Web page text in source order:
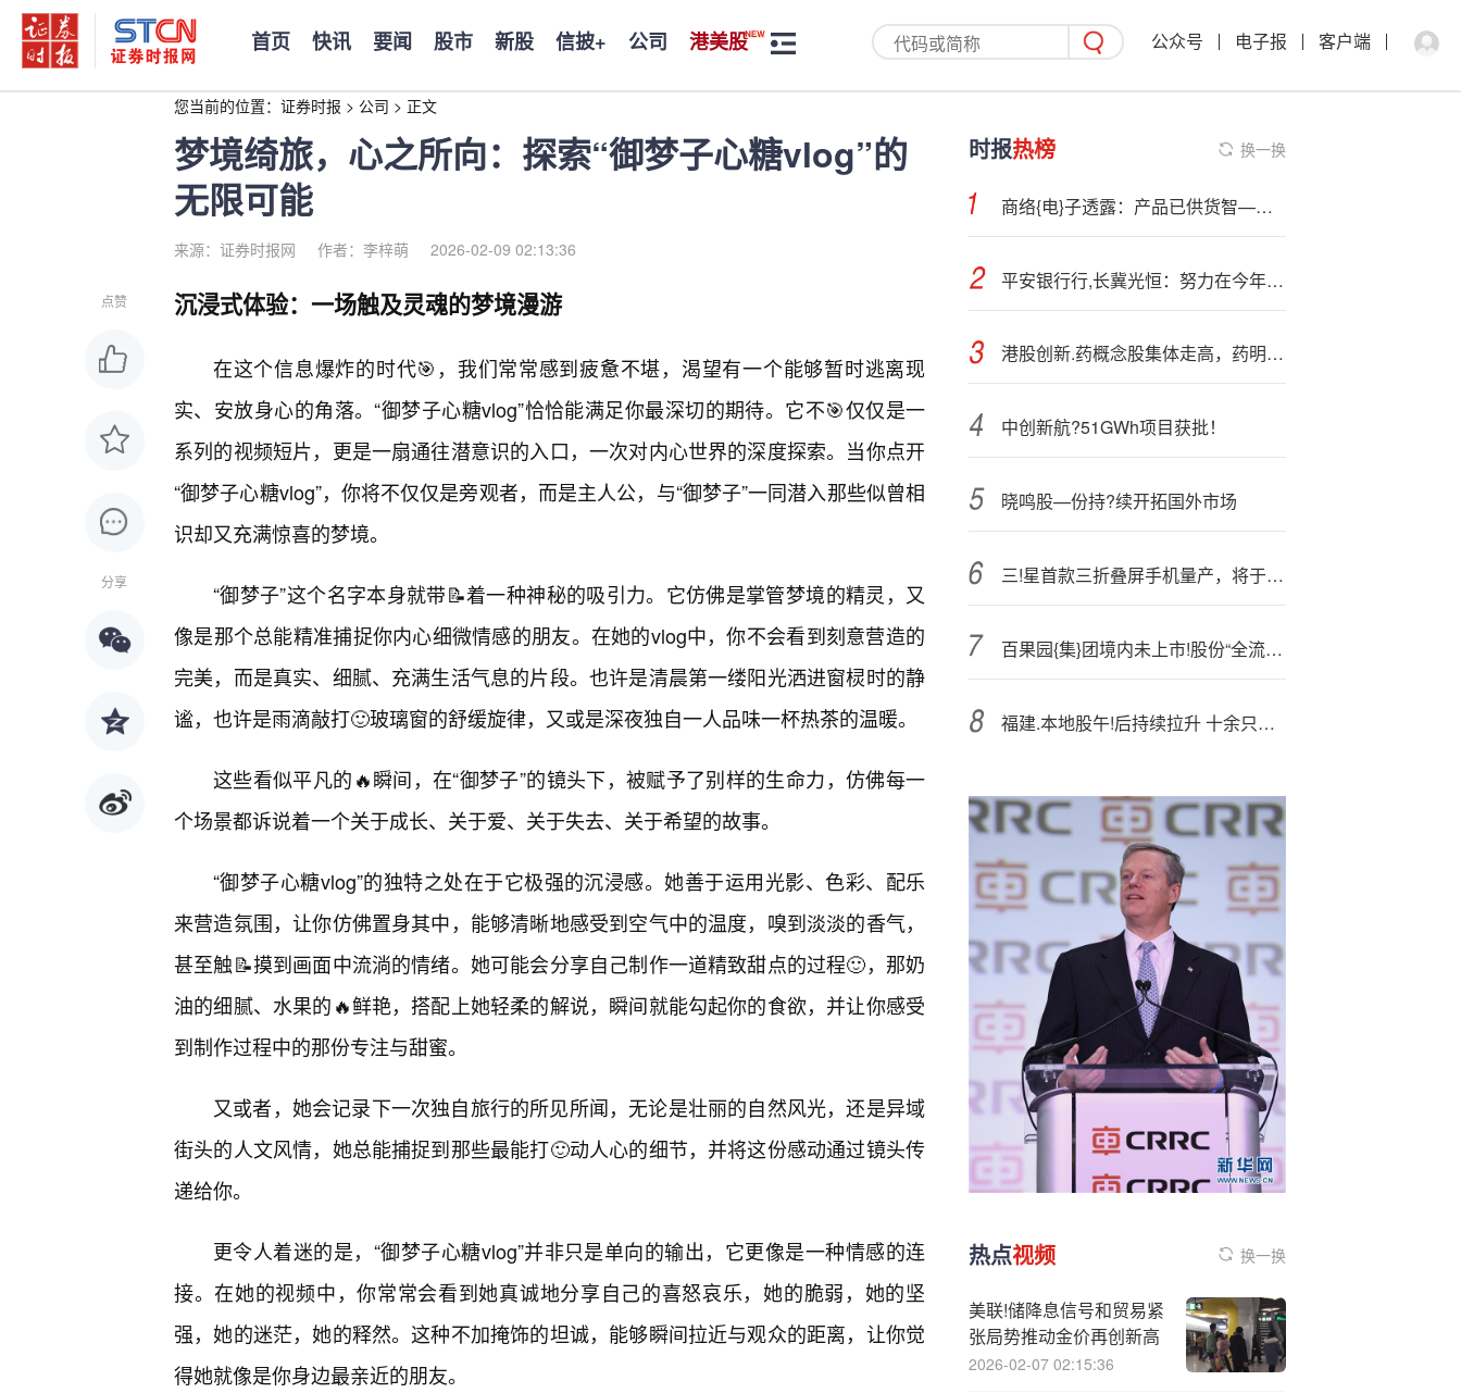
首页 快讯 要闻 股市 新股 信披+ 公司 港美股 公众号 电子报 客户端
您当前的位置： 证券时报 > 公司 > 正文
梦境绮旅，心之所向：探索“御梦子心糖vlog”的
无限可能
来源：证券时报网 作者：李梓萌 2026-02-09 02:13:36
点赞
分享
沉浸式体验：一场触及灵魂的梦境漫游
在这个信息爆炸的时代🎯，我们常常感到疲惫不堪，渴望有一个能够暂时逃离现
实、安放身心的角落。“御梦子心糖vlog”恰恰能满足你最深切的期待。它不🎯仅仅是一
系列的视频短片，更是一扇通往潜意识的入口，一次对内心世界的深度探索。当你点开
“御梦子心糖vlog”，你将不仅仅是旁观者，而是主人公，与“御梦子”一同潜入那些似曾相
识却又充满惊喜的梦境。
“御梦子”这个名字本身就带📝着一种神秘的吸引力。它仿佛是掌管梦境的精灵，又
像是那个总能精准捕捉你内心细微情感的朋友。在她的vlog中，你不会看到刻意营造的
完美，而是真实、细腻、充满生活气息的片段。也许是清晨第一缕阳光洒进窗棂时的静
谧，也许是雨滴敲打🙂玻璃窗的舒缓旋律，又或是深夜独自一人品味一杯热茶的温暖。
这些看似平凡的🔥瞬间，在“御梦子”的镜头下，被赋予了别样的生命力，仿佛每一
个场景都诉说着一个关于成长、关于爱、关于失去、关于希望的故事。
“御梦子心糖vlog”的独特之处在于它极强的沉浸感。她善于运用光影、色彩、配乐
来营造氛围，让你仿佛置身其中，能够清晰地感受到空气中的温度，嗅到淡淡的香气，
甚至触📝摸到画面中流淌的情绪。她可能会分享自己制作一道精致甜点的过程🙂，那奶
油的细腻、水果的🔥鲜艳，搭配上她轻柔的解说，瞬间就能勾起你的食欲，并让你感受
到制作过程中的那份专注与甜蜜。
又或者，她会记录下一次独自旅行的所见所闻，无论是壮丽的自然风光，还是异域
街头的人文风情，她总能捕捉到那些最能打🙂动人心的细节，并将这份感动通过镜头传
递给你。
更令人着迷的是，“御梦子心糖vlog”并非只是单向的输出，它更像是一种情感的连
接。在她的视频中，你常常会看到她真诚地分享自己的喜怒哀乐，她的脆弱，她的坚
强，她的迷茫，她的释然。这种不加掩饰的坦诚，能够瞬间拉近与观众的距离，让你觉
得她就像是你身边最亲近的朋友。
时报热榜 换一换
商络{电}子透露：产品已供货智—元、追觅等多家头部机器人公司
平安银行行,长冀光恒：努力在今年实现业绩筑底企稳
港股创新.药概念股集体走高，药明康德绩后涨超7%
中创新航?51GWh项目获批！
晓鸣股—份持?续开拓国外市场
三!星首款三折叠屏手机量产，将于11月开售
百果园{集}团境内未上市!股份“全流通”获中国证监会备案
福建.本地股午!后持续拉升 十余只成分股涨停
热点视频 换一换
美联!储降息信号和贸易紧
张局势推动金价再创新高
2026-02-07 02:15:36